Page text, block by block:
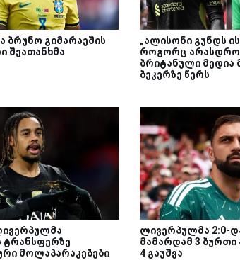
ბრუნო გიმარაეშის
შეათანხმა
„ალისონი გუნდს
როგორც
ბრიტანული მედია
ბეკერზე წერს
ტრანსფერზე
მოლაპარაკებები
ლივერპულმა 2:0-
მამარდამ 3 ბურთი
4 გაუშვა